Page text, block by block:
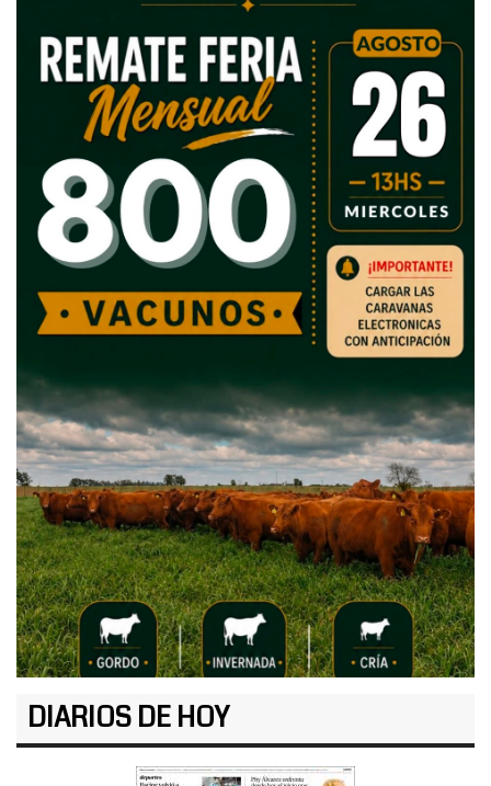
DIARIOS DE HOY